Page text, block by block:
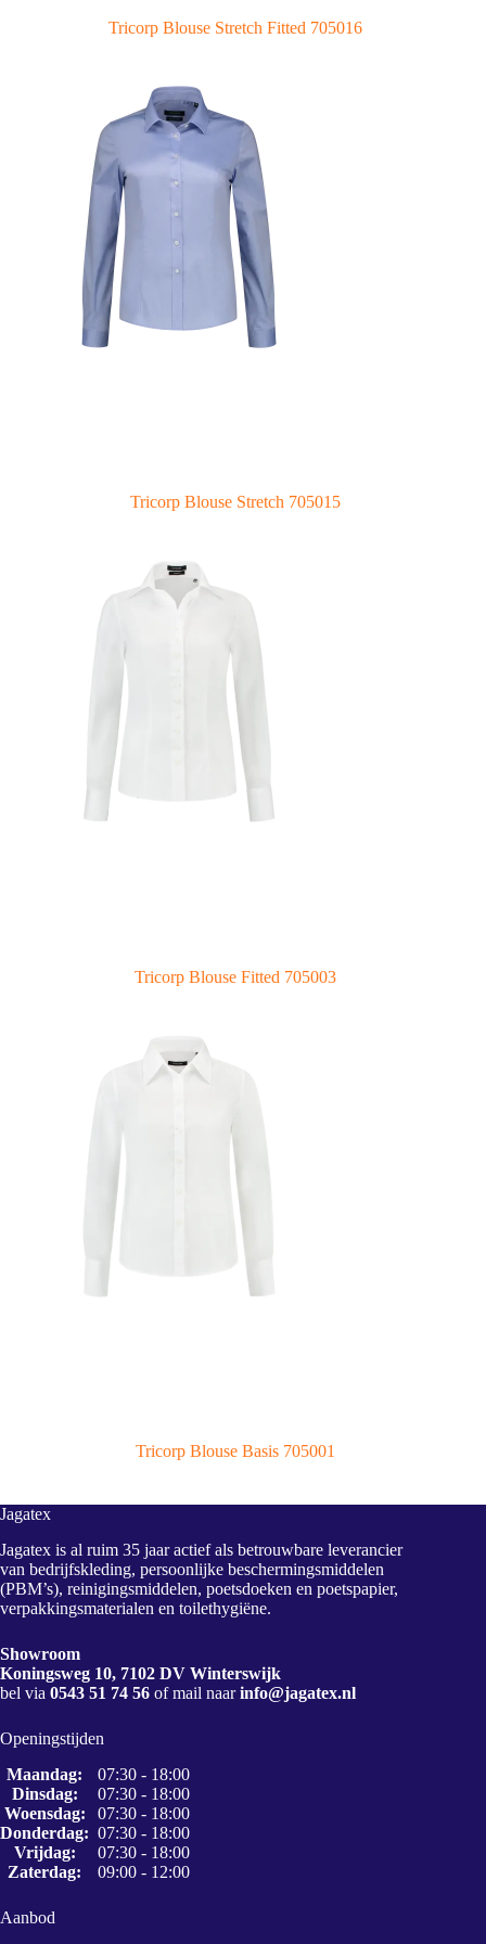
Tricorp Blouse Stretch Fitted 705016
Tricorp Blouse Stretch 705015
Tricorp Blouse Fitted 705003
Tricorp Blouse Basis 705001
Jagatex
Jagatex is al ruim 35 jaar actief als betrouwbare leverancier
van bedrijfskleding, persoonlijke beschermingsmiddelen
(PBM’s), reinigingsmiddelen, poetsdoeken en poetspapier,
verpakkingsmaterialen en toilethygiëne.
Showroom
Koningsweg 10, 7102 DV Winterswijk
bel via 0543 51 74 56 of mail naarinfo@jagatex.nl
Openingstijden
Maandag:
07:30 - 18:00
Dinsdag:
07:30 - 18:00
Woensdag:
07:30 - 18:00
Donderdag: 07:30 - 18:00
Vrijdag:
07:30 - 18:00
Zaterdag:
09:00 - 12:00
Aanbod